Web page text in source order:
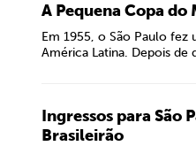
A Pequena Copa do
Em 1955, o São Paulo fez
América Latina. Depois de
Ingressos para São
Brasileirão